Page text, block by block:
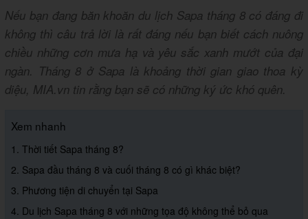
Nếu bạn đang băn khoăn du lịch Sapa tháng 8 có đáng đi
không thì câu trả lời là rất đáng nếu bạn biết cách nuông
chiều những cơn mưa hạ và yêu sắc xanh mướt của đại
ngàn. Tháng 8 ở Sapa là khoảng thời gian giao thoa kỳ
diệu, MIA.vn tin rằng bạn sẽ có những ký ức khó quên.
Xem nhanh
1. Thời tiết Sapa tháng 8?
2. Sapa đầu tháng 8 và cuối tháng 8 có gì khác biệt?
3. Phương tiện di chuyển tại Sapa
4. Du lịch Sapa tháng 8 với những tọa độ không thể bỏ qua